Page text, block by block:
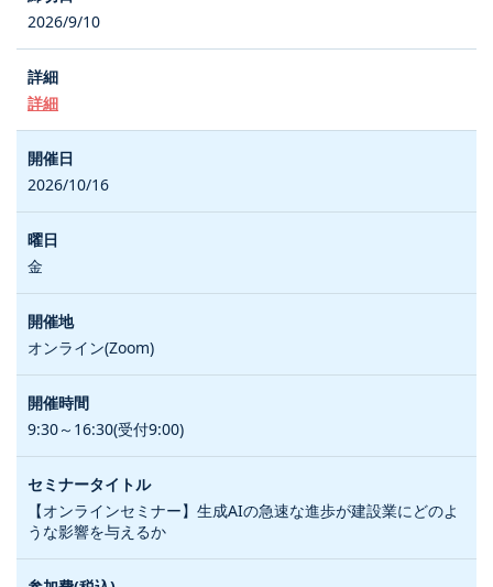
2026/9/10
詳細
2026/10/16
金
オンライン(Zoom)
9:30～16:30(受付9:00)
【オンラインセミナー】生成AIの急速な進歩が建設業にどのよ
うな影響を与えるか